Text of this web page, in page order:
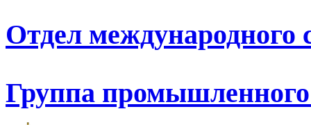
Отдел международного
Группа